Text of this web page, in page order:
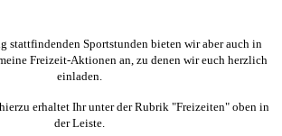
stattfindenden Sportstunden bieten wir aber auch in
Freizeit-Aktionen an, zu denen wir euch herzlich
einladen.
erhaltet Ihr unter der Rubrik "Freizeiten" oben in
der Leiste.